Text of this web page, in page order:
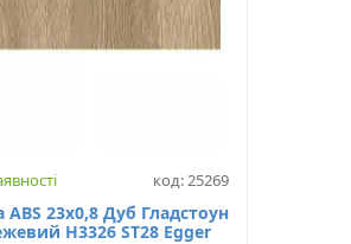
код: 25269
ABS 23х0,8 Дуб Гладстоун
Н3326 ST28 Egger